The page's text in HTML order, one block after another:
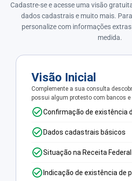
Cadastre-se e acesse uma visão
dados cadastrais e muito mais.
personalize com informações
medida.
Visão Inicial
Complemente a sua consulta
possui algum protesto com bancos
Confirmação de existência
Dados cadastrais básicos
Situação na Receita Federal
Indicação de existência de